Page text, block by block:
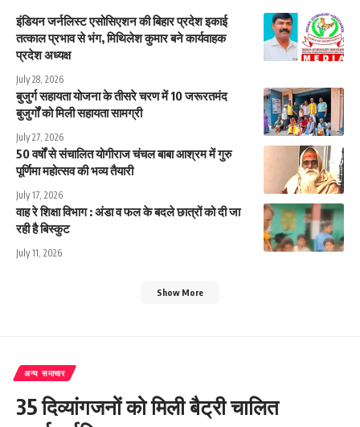
इंडियन जर्नलिस्ट एसोसिएशन की बिहार प्रदेश इकाई
तत्काल प्रभाव से भंग, मिथिलेश कुमार बने कार्यवाहक
प्रदेश अध्यक्ष
July 28, 2026
बुजुर्ग सहायता योजना के तीसरे चरण में 10 जरूरतमंद
बुजुर्गों को मिली सहायता सामग्री
July 27, 2026
50 वर्षों से संचालित योगीराज चंचल बाबा आश्रम में गुरु
पूर्णिमा महोत्सव की भव्य तैयारी
July 17, 2026
वाह रे शिक्षा विभाग : अंडा व फल के बदले छात्रों को दी जा
रही है बिस्कुट
July 11, 2026
Show More
अन्य समाचार
35 दिव्यांगजनों को मिली बैट्री चालित